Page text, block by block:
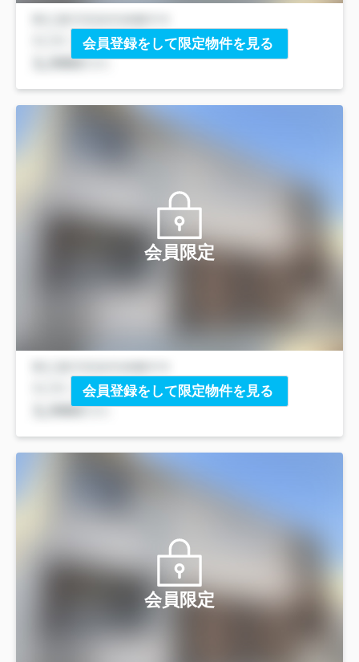
会員登録をして限定物件を見る
会員限定
会員登録をして限定物件を見る
会員限定